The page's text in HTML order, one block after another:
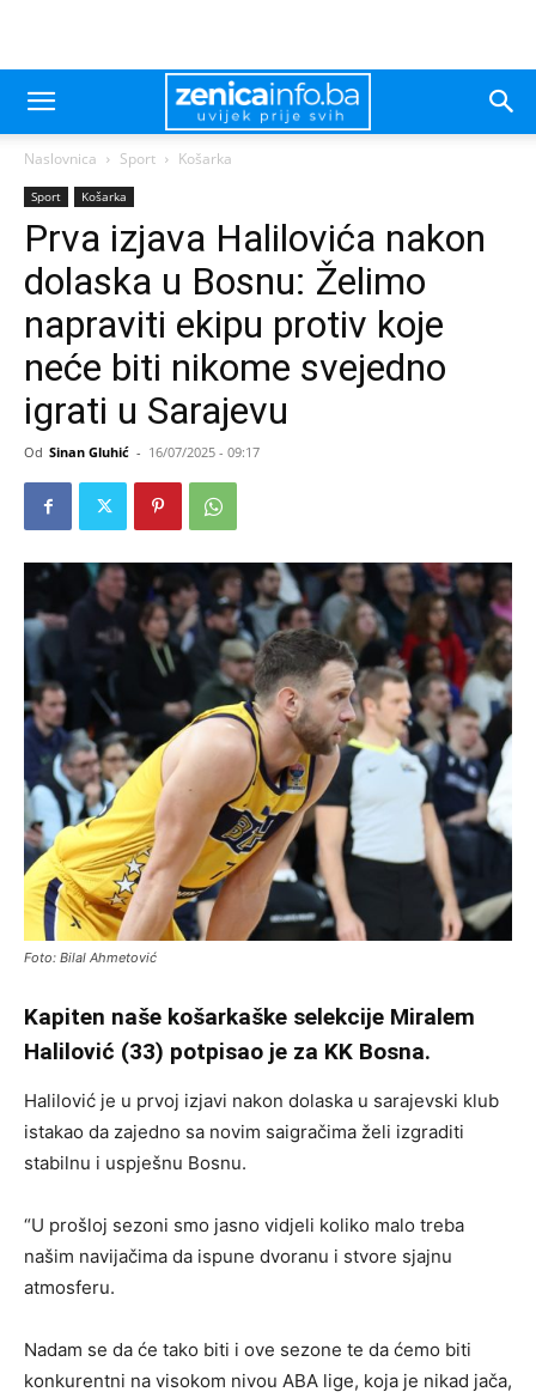
Naslovnica Sport Košarka
Sport Košarka
Prva izjava Halilovića nakon
dolaska u Bosnu: Želimo
napraviti ekipu protiv koje
neće biti nikome svejedno
igrati u Sarajevu
Od Sinan Gluhić - 16/07/2025 - 09:17
Foto: Bilal Ahmetović
Kapiten naše košarkaške selekcije Miralem
Halilović (33) potpisao je za KK Bosna.
Halilović je u prvoj izjavi nakon dolaska u sarajevski klub
istakao da zajedno sa novim saigračima želi izgraditi
stabilnu i uspješnu Bosnu.
“U prošloj sezoni smo jasno vidjeli koliko malo treba
našim navijačima da ispune dvoranu i stvore sjajnu
atmosferu.
Nadam se da će tako biti i ove sezone te da ćemo biti
konkurentni na visokom nivou ABA lige, koja je nikad jača,